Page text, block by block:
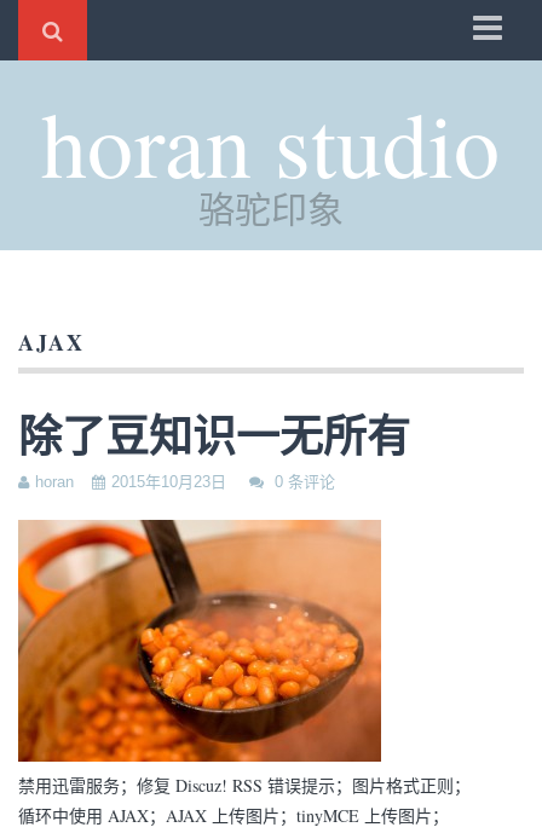
时光
评分
管理
horan studio
骆驼印象
AJAX
除了豆知识一无所有
horan 2015年10月23日 0 条评论
禁用迅雷服务；修复 Discuz! RSS 错误提示；图片格式正则；
循环中使用 AJAX；AJAX 上传图片；tinyMCE 上传图片；